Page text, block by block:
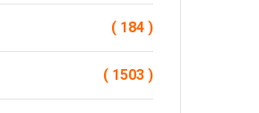
( 184 )
( 1503 )